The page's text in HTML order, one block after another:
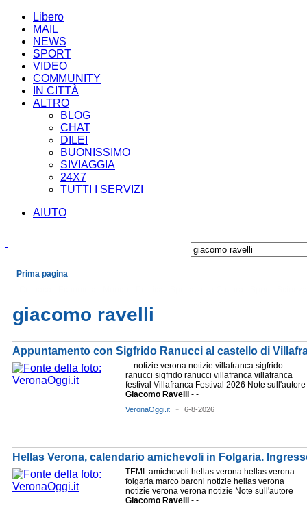
Libero
MAIL
NEWS
SPORT
VIDEO
COMMUNITY
IN CITTÀ
ALTRO
BLOG
CHAT
DILEI
BUONISSIMO
SIVIAGGIA
24X7
TUTTI I SERVIZI
AIUTO
Prima pagina
giacomo ravelli
Appuntamento con Sigfrido Ranucci al castello di
... notizie verona notizie villafranca sigfrido
ranucci sigfrido ranucci villafranca villafranca
festival Villafranca Festival 2026 Note sull'autore
Giacomo Ravelli - -
VeronaOggi.it - 6-8-2026
Hellas Verona, calendario amichevoli in Folgaria.
TEMI: amichevoli hellas verona hellas verona
folgaria marco baroni notizie hellas verona
notizie verona verona notizie Note sull'autore
Giacomo Ravelli - -